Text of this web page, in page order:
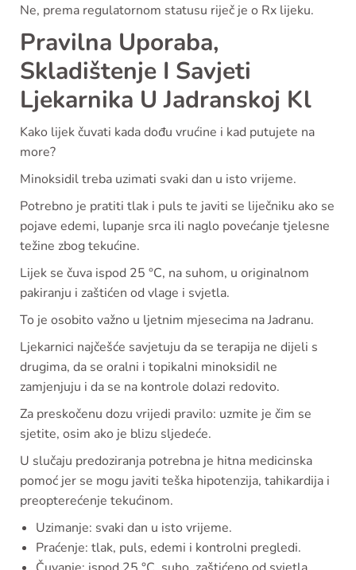
Ne, prema regulatornom statusu riječ je o Rx lijeku.
Pravilna Uporaba,
Skladištenje I Savjeti
Ljekarnika U Jadranskoj Kl
Kako lijek čuvati kada dođu vrućine i kad putujete na
more?
Minoksidil treba uzimati svaki dan u isto vrijeme.
Potrebno je pratiti tlak i puls te javiti se liječniku ako se
pojave edemi, lupanje srca ili naglo povećanje tjelesne
težine zbog tekućine.
Lijek se čuva ispod 25 °C, na suhom, u originalnom
pakiranju i zaštićen od vlage i svjetla.
To je osobito važno u ljetnim mjesecima na Jadranu.
Ljekarnici najčešće savjetuju da se terapija ne dijeli s
drugima, da se oralni i topikalni minoksidil ne
zamjenjuju i da se na kontrole dolazi redovito.
Za preskočenu dozu vrijedi pravilo: uzmite je čim se
sjetite, osim ako je blizu sljedeće.
U slučaju predoziranja potrebna je hitna medicinska
pomoć jer se mogu javiti teška hipotenzija, tahikardija i
preopterećenje tekućinom.
Uzimanje: svaki dan u isto vrijeme.
Praćenje: tlak, puls, edemi i kontrolni pregledi.